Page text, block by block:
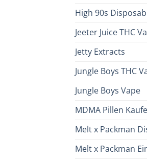
High 90s
Jeeter Juice THC
Jetty Extracts
Jungle Boys THC
Jungle Boys Vape
MDMA Pillen
Melt x Packman
Melt x Packman